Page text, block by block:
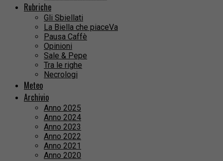
Rubriche
Gli Sbiellati
La Biella che piaceVa
Pausa Caffè
Opinioni
Sale & Pepe
Tra le righe
Necrologi
Meteo
Archivio
Anno 2025
Anno 2024
Anno 2023
Anno 2022
Anno 2021
Anno 2020